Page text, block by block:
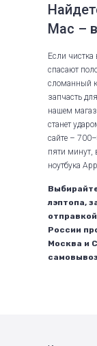
Mac –
Если чистка
спасают
сломанный
запчасть
нашем
станет
сайте –
пяти минут,
ноутбука
лэптопа,
России
Москва и